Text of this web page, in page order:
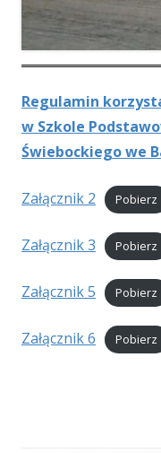
Regulamin
w Szkole
Świebockiego we
Załącznik 2 Pobierz
Załącznik 3 Pobierz
Załącznik 5 Pobierz
Załącznik 6 Pobierz